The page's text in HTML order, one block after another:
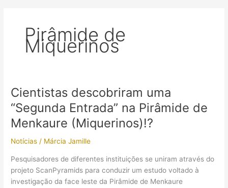
Pirâmide de
Miquerinos
Cientistas descobriram uma
“Segunda Entrada” na Pirâmide de
Menkaure (Miquerinos)!?
Notícias / Márcia Jamille
Pesquisadores de diferentes instituições se uniram através do
projeto ScanPyramids para conduzir um estudo voltado à
investigação da face leste da Pirâmide de Menkaure